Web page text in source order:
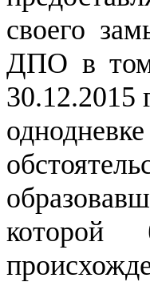
своего
ДПО в том
30.12.2015
которой